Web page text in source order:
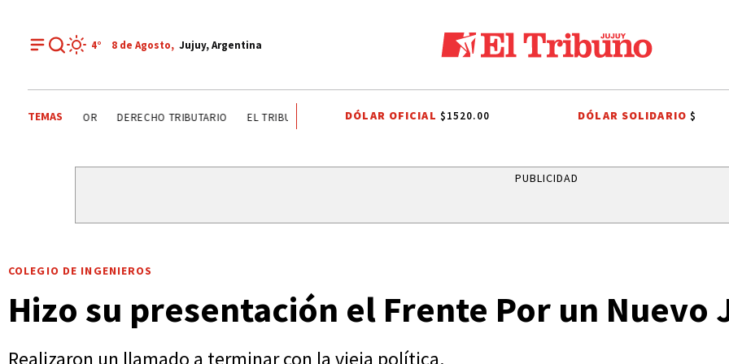
4° 8 de Agosto, Jujuy, Argentina
TEMAS DÍA DEL INGENIERO AGRÓNOMO ANALIZAN SECTOR DERECHO TRIBUTARIO EL TRIBUNO POR LOS BARRIOS ONDA ESTUDIANTIL
DÓLAR OFICIAL $1520.00 DÓLAR SOLIDARIO$
PUBLICIDAD
COLEGIO DE INGENIEROS
Hizo su presentación el Frente Por un Nuevo
Realizaron un llamado a terminar con la vieja política.